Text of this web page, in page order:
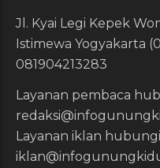
Jl. Kyai Legi Kepek
Istimewa Yogyakarta
081904213283
Layanan pembaca
Layanan iklan hubungi